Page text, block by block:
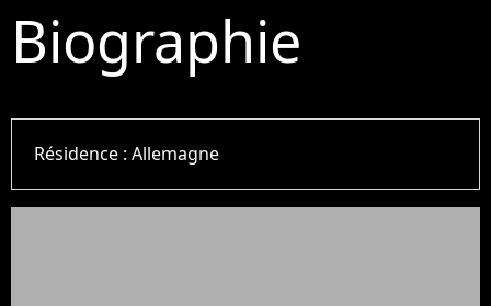
Biographie
Résidence :Allemagne